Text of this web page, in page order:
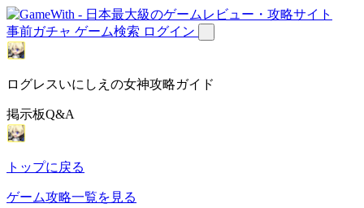
事前ガチャ ゲーム検索 ログイン
ログレスいにしえの女神攻略ガイド
掲示板Q&A
トップに戻る
ゲーム攻略一覧を見る